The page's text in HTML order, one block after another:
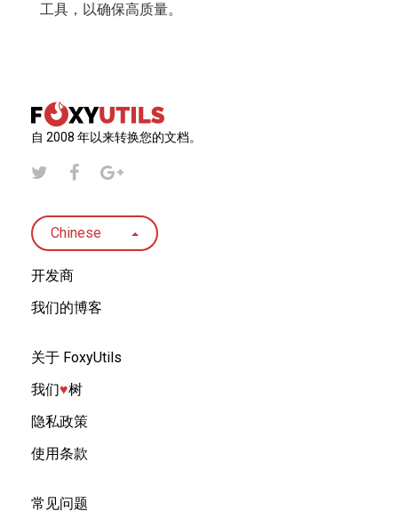
工具，以确保高质量。
自 2008 年以来转换您的文档。
Chinese
开发商
我们的博客
关于 FoxyUtils
我们♥︎树
隐私政策
使用条款
常见问题